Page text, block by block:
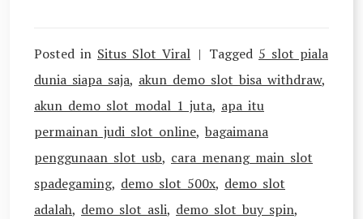
Posted in Situs Slot Viral Tagged 5 slot piala
dunia siapa saja, akun demo slot bisa withdraw,
akun demo slot modal 1 juta, apa itu
permainan judi slot online, bagaimana
penggunaan slot usb, cara menang main slot
spadegaming, demo slot 500x, demo slot
adalah, demo slot asli, demo slot buy spin,